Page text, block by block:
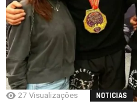
27 Visualizações NOTICIAS